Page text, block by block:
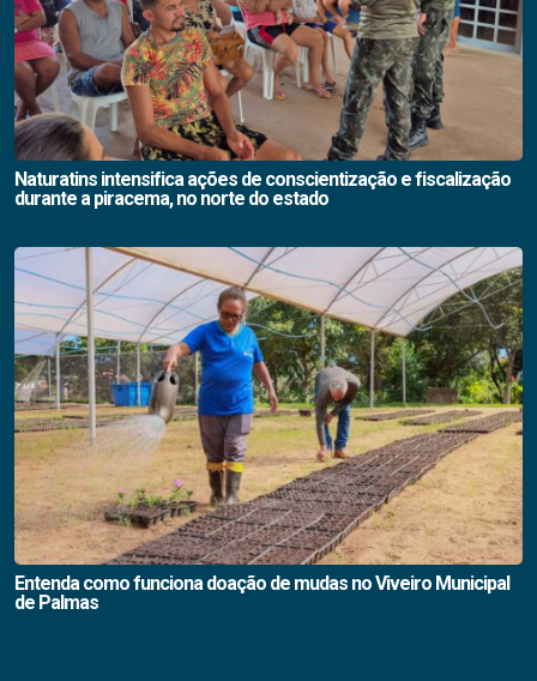
Naturatins intensifica ações de conscientização e fiscalização
durante a piracema, no norte do estado
Entenda como funciona doação de mudas no Viveiro Municipal
de Palmas